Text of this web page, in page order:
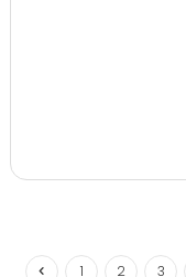
1 2 3